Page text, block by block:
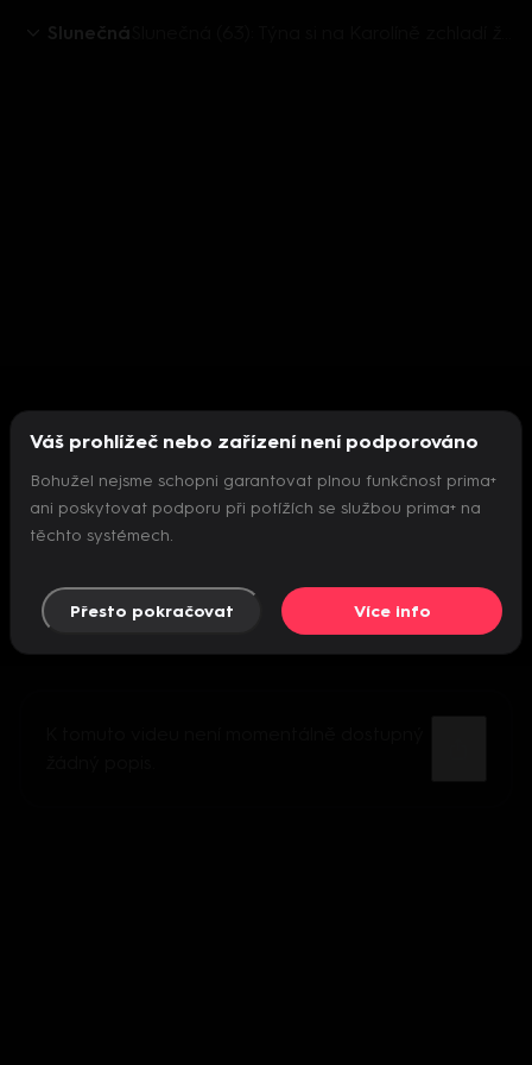
Slunečná
Nepodařilo se inicializovat přehrávač
Váš prohlížeč nebo zařízení není podporováno
Bohužel nejsme schopni garantovat plnou funkčnost prima+
ani poskytovat podporu při potížích se službou prima+ na
těchto systémech.
Přesto pokračovat Více info